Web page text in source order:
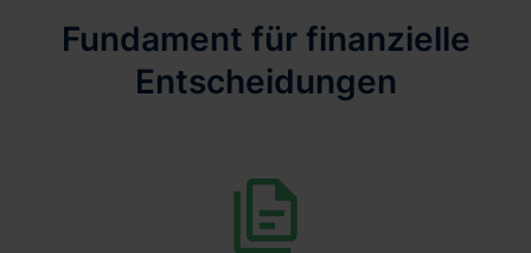
Fundament für finanzielle
Entscheidungen